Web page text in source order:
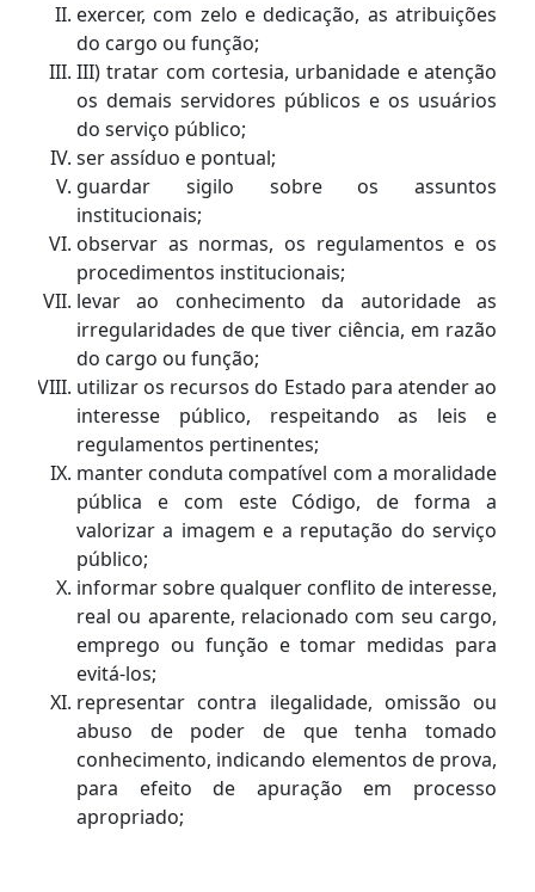
exercer, com zelo e dedicação, as atribuições
do cargo ou função;
III) tratar com cortesia, urbanidade e atenção
os demais servidores públicos e os usuários
do serviço público;
ser assíduo e pontual;
guardar sigilo sobre os assuntos
institucionais;
observar as normas, os regulamentos e os
procedimentos institucionais;
levar ao conhecimento da autoridade as
irregularidades de que tiver ciência, em razão
do cargo ou função;
utilizar os recursos do Estado para atender ao
interesse público, respeitando as leis e
regulamentos pertinentes;
manter conduta compatível com a moralidade
pública e com este Código, de forma a
valorizar a imagem e a reputação do serviço
público;
informar sobre qualquer conflito de interesse,
real ou aparente, relacionado com seu cargo,
emprego ou função e tomar medidas para
evitá-los;
representar contra ilegalidade, omissão ou
abuso de poder de que tenha tomado
conhecimento, indicando elementos de prova,
para efeito de apuração em processo
apropriado;